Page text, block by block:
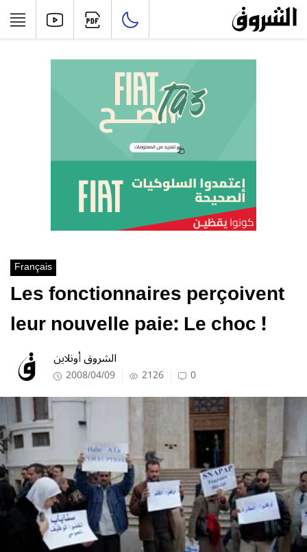
Français
Les fonctionnaires perçoivent
leur nouvelle paie: Le choc !
الشروق أونلاين
2008/04/09 2126 0